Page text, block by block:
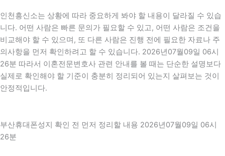
인천흥신소는 상황에 따라 중요하게 봐야 할 내용이 달라질 수 있습
니다. 어떤 사람은 빠른 문의가 필요할 수 있고, 어떤 사람은 조건을
비교해야 할 수 있으며, 또 다른 사람은 진행 전에 필요한 자료나 주
의사항을 먼저 확인하려고 할 수 있습니다. 2026년07월09일 06시
26분 따라서 이혼전문변호사 관련 안내를 볼 때는 단순한 설명보다
실제로 확인해야 할 기준이 충분히 정리되어 있는지 살펴보는 것이
안정적입니다.
부산휴대폰성지 확인 전 먼저 정리할 내용 2026년07월09일 06시
26분